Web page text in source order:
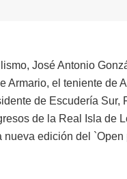
José Antonio
Armario, el teniente de
de Escudería Sur,
de la Real Isla de
nueva edición del